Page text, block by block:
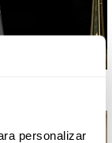
personalizar